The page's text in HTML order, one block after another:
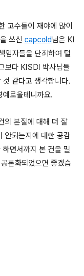
고수들이 재야에 많이
쓰신 capcold님은 KI
임자들을 단죄하여 털
보다 KISDI 박사님들
같다고 생각합니다.
로울테니까요.
의 본질에 대해 더 잘
안되는지에 대한 공감
면서까지 본 건을 밀
론화되었으면 좋겠습